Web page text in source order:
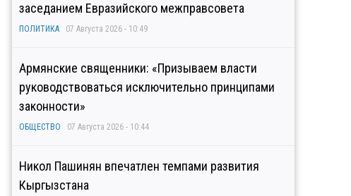
заседанием Евразийского межправсовета
ПОЛИТИКА 07 Августа 2026 - 10:49
Армянские священники: «Призываем власти
руководствоваться исключительно принципами
законности»
ОБЩЕСТВО 07 Августа 2026 - 10:44
Никол Пашинян впечатлен темпами развития
Кыргызстана